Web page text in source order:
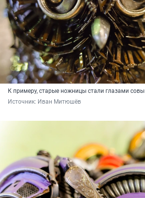
К примеру, старые ножницы стали глазами совы
Источник: Иван Митюшёв